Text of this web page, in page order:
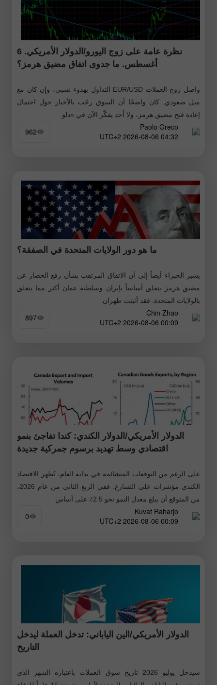
نظرة عامة على زوج اليورو/الدولار الأمريكي. 6
أغسطس. ما جدوى اتفاق مضيق هرمز؟
واصل زوج العملات EUR/USD التداول بهدوء نسبي، وإن كان مع
ميل صعودي. كان واضحًا أن السوق رحّب بالأخبار حول احتمال
إعادة فتح مضيق هرمز، ولا أحد يفكّر الآن في «دلو
Paolo Greco
04:32 2026-08-06 UTC+2
962
ما هو دور الولايات المتحدة في الصفقة؟
يشير الخبراء أيضاً إلى أن الاتفاق المرتقب بشأن رفع الحصار عن
مضيق هرمز يتعلق أساساً بإيران وسلطنة عمان أكثر مما يتعلق
بالولايات المتحدة. فقد أثبتت طهران
Chin Zhao
00:09 2026-08-06 UTC+2
897
الدولار الأمريكي/الدولار الكندي: كندا تفاجئ بنمو
اقتصادي وسط تهديد برسوم جمركية جديدة
على الرغم من التوقعات المتشائمة في بداية العام، تُظهر الاقتصاد
الكندي مؤشرات على التسارع. ففي الربع الثاني من عام 2026،
من المتوقع أن يبلغ معدل النمو نحو 2.5٪ على أساس
Kuvat Raharjo
00:09 2026-08-06 UTC+2
0
الدولار الأمريكي/الين الياباني: تدخل العملة ليدخل
التاريخ
سيدخل يوليو 2026 تاريخ سوق العملات باعتباره الشهر الذي